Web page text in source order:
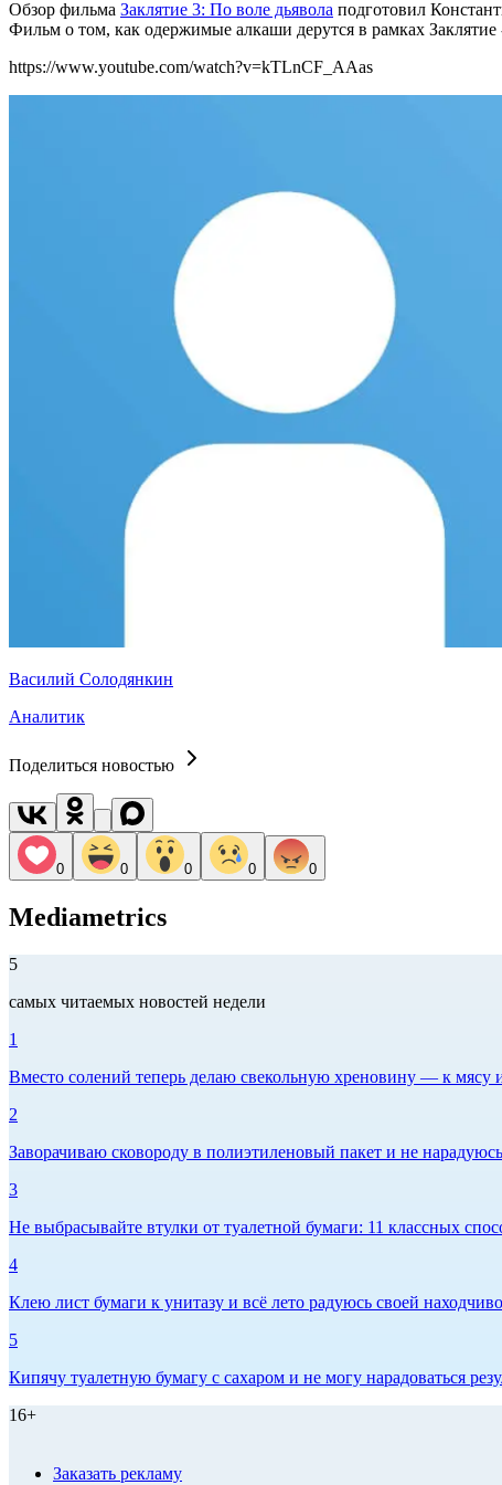
Обзор фильма Заклятие 3: По воле дьявола подготовил
Фильм о том, как одержимые алкаши дерутся в рамках
https://www.youtube.com/watch?v=kTLnCF_AAas
Василий Солодянкин
Аналитик
Поделиться новостью
0 0 0 0 0
Mediametrics
5
самых читаемых новостей недели
1
Вместо солений теперь делаю свекольную хреновину — к мясу
2
Заворачиваю сковороду в полиэтиленовый пакет и не нарадуюсь
3
Не выбрасывайте втулки от туалетной бумаги: 11 классных
4
Клею лист бумаги к унитазу и всё лето радуюсь своей
5
Кипячу туалетную бумагу с сахаром и не могу нарадоваться
16+
Заказать рекламу